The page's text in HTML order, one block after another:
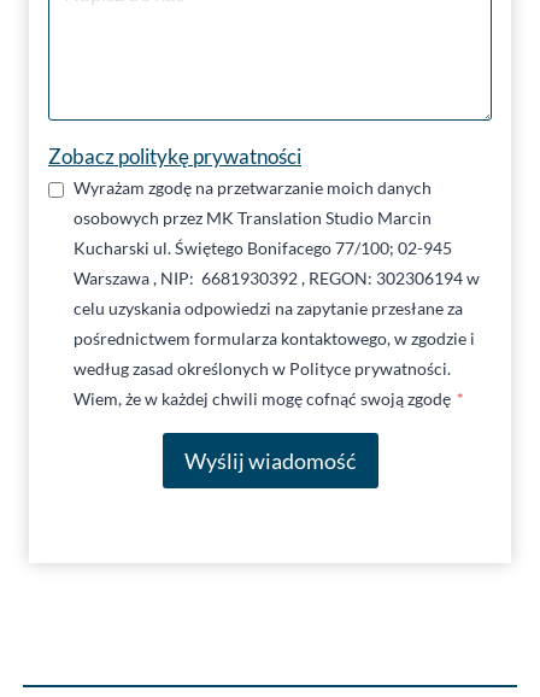
Zobacz politykę prywatności
Wyrażam zgodę na przetwarzanie moich danych
osobowych przez MK Translation Studio Marcin
Kucharski ul. Świętego Bonifacego 77/100; 02-945
Warszawa , NIP: 6681930392 , REGON: 302306194 w
celu uzyskania odpowiedzi na zapytanie przesłane za
pośrednictwem formularza kontaktowego, w zgodzie i
według zasad określonych w Polityce prywatności.
Wiem, że w każdej chwili mogę cofnąć swoją zgodę *
Wyślij wiadomość